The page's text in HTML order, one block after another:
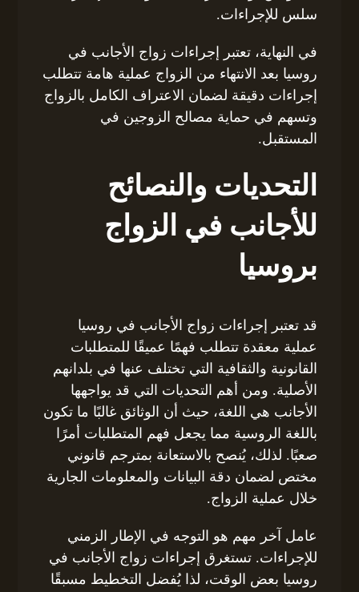
سلس للإجراءات.
في النهاية، تعتبر إجراءات زواج الأجانب في
روسيا بعد الانتهاء من الزواج عملية هامة تتطلب
إجراءات دقيقة لضمان الاعتراف الكامل بالزواج
وتسهم في حماية مصالح الزوجين في
المستقبل.
التحديات والنصائح
للأجانب في الزواج
بروسيا
قد تعتبر إجراءات زواج الأجانب في روسيا
عملية معقدة تتطلب فهمًا عميقًا للمتطلبات
القانونية والثقافية التي تختلف عنها في بلدانهم
الأصلية. ومن أهم التحديات التي قد يواجهها
الأجانب هي اللغة، حيث أن الوثائق غالبًا ما تكون
باللغة الروسية مما يجعل فهم المتطلبات أمرًا
صعبًا. لذلك، يُنصح بالاستعانة بمترجم قانوني
مختص لضمان دقة البيانات والمعلومات الجارية
خلال عملية الزواج.
عامل آخر مهم هو التوجه في الإطار الزمني
للإجراءات. تستغرق إجراءات زواج الأجانب في
روسيا بعض الوقت، لذا يُفضل التخطيط مسبقًا